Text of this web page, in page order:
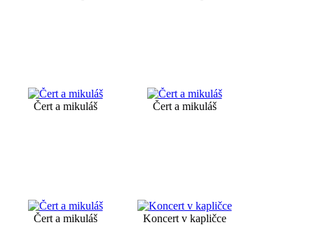
Čert a mikuláš Čert a mikuláš
Čert a mikuláš Koncert v kapličce